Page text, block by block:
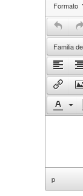
Formato
Familia
p